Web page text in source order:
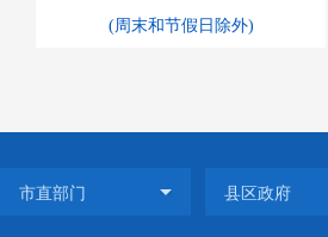
(周末和节假日除外)